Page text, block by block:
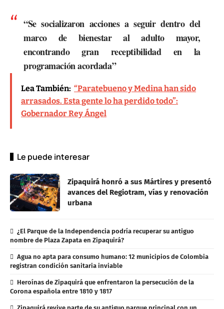
“Se socializaron acciones a seguir dentro del
marco de bienestar al adulto mayor,
encontrando gran receptibilidad en la
programación acordada”
Lea También: “Paratebueno y Medina han sido
arrasados. Esta gente lo ha perdido todo”:
Gobernador Rey Ángel
Le puede interesar
Zipaquirá honró a sus Mártires y presentó
avances del Regiotram, vías y renovación
urbana
¿El Parque de la Independencia podría recuperar su antiguo
nombre de Plaza Zapata en Zipaquirá?
Agua no apta para consumo humano: 12 municipios de Colombia
registran condición sanitaria inviable
Heroínas de Zipaquirá que enfrentaron la persecución de la
Corona española entre 1810 y 1817